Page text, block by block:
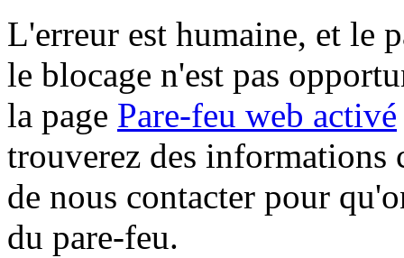
L'erreur est humaine, et le
le blocage n'est pas
la page Pare-feu web activé
trouverez des informations
de nous contacter pour
du pare-feu.